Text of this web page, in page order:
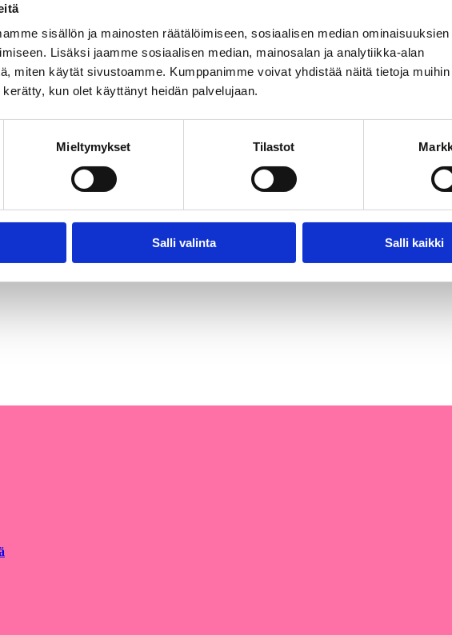
sisällön ja mainosten räätälöimiseen, sosiaalisen median
Lisäksi jaamme sosiaalisen median, mainosalan ja analytiikka-alan
miten käytät sivustoamme. Kumppanimme voivat yhdistää näitä tietoja
kun olet käyttänyt heidän palvelujaan.
Mieltymykset Tilastot
Salli valinta Salli kaikki
useammin myönteisesti työelämäuudistuksiin, kuten työttömyysturvan porrastus,
ikäisiä ja eläkeikää lähestyviä. Nuoret taputtavat tavoitteelle pitää kiinni 2035
toteutti Kantar Public. Tutkimusaineisto on koottu Gallup Kanavalla 16.-
ottamatta. Tutkimuksen tulosten virhemarginaali on koko aineiston tasolla